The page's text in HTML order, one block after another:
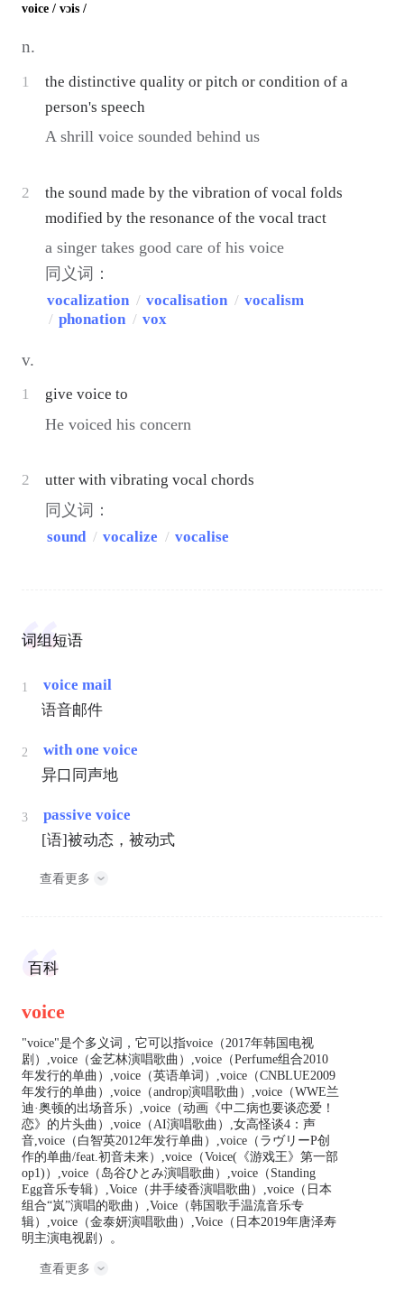
voice / vɔis /
n.
1
the distinctive quality or pitch or condition of a
person's speech
A shrill voice sounded behind us
2
the sound made by the vibration of vocal folds
modified by the resonance of the vocal tract
a singer takes good care of his voice
同义词：
vocalization / vocalisation / vocalism
/ phonation / vox
v.
1 give voice to
He voiced his concern
2 utter with vibrating vocal chords
同义词：
sound/ vocalize / vocalise
词组短语
1
voice mail
语音邮件
2
with one voice
异口同声地
3
passive voice
[语]被动态，被动式
查看更多
百科
voice
"voice"是个多义词，它可以指voice（2017年韩国电视
剧）,voice（金艺林演唱歌曲）,voice（Perfume组合2010
年发行的单曲）,voice（英语单词）,voice（CNBLUE2009
年发行的单曲）,voice（androp演唱歌曲）,voice（WWE兰
迪·奥顿的出场音乐）,voice（动画《中二病也要谈恋爱！
恋》的片头曲）,voice（AI演唱歌曲）,女高怪谈4：声
音,voice（白智英2012年发行单曲）,voice（ラヴリーP创
作的单曲/feat.初音未来）,voice（Voice(《游戏王》第一部
op1)）,voice（岛谷ひとみ演唱歌曲）,voice（Standing
Egg音乐专辑）,Voice（井手绫香演唱歌曲）,voice（日本
组合“岚”演唱的歌曲）,Voice（韩国歌手温流音乐专
辑）,voice（金泰妍演唱歌曲）,Voice（日本2019年唐泽寿
明主演电视剧）。
查看更多